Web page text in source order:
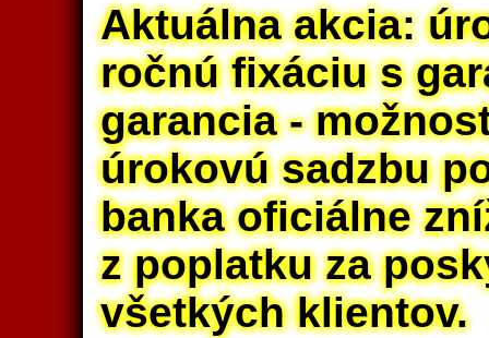
Aktuálna akcia:
ročnú fixáciu s
garancia -
úrokovú sadzbu
banka oficiálne
z poplatku za
všetkých klientov.